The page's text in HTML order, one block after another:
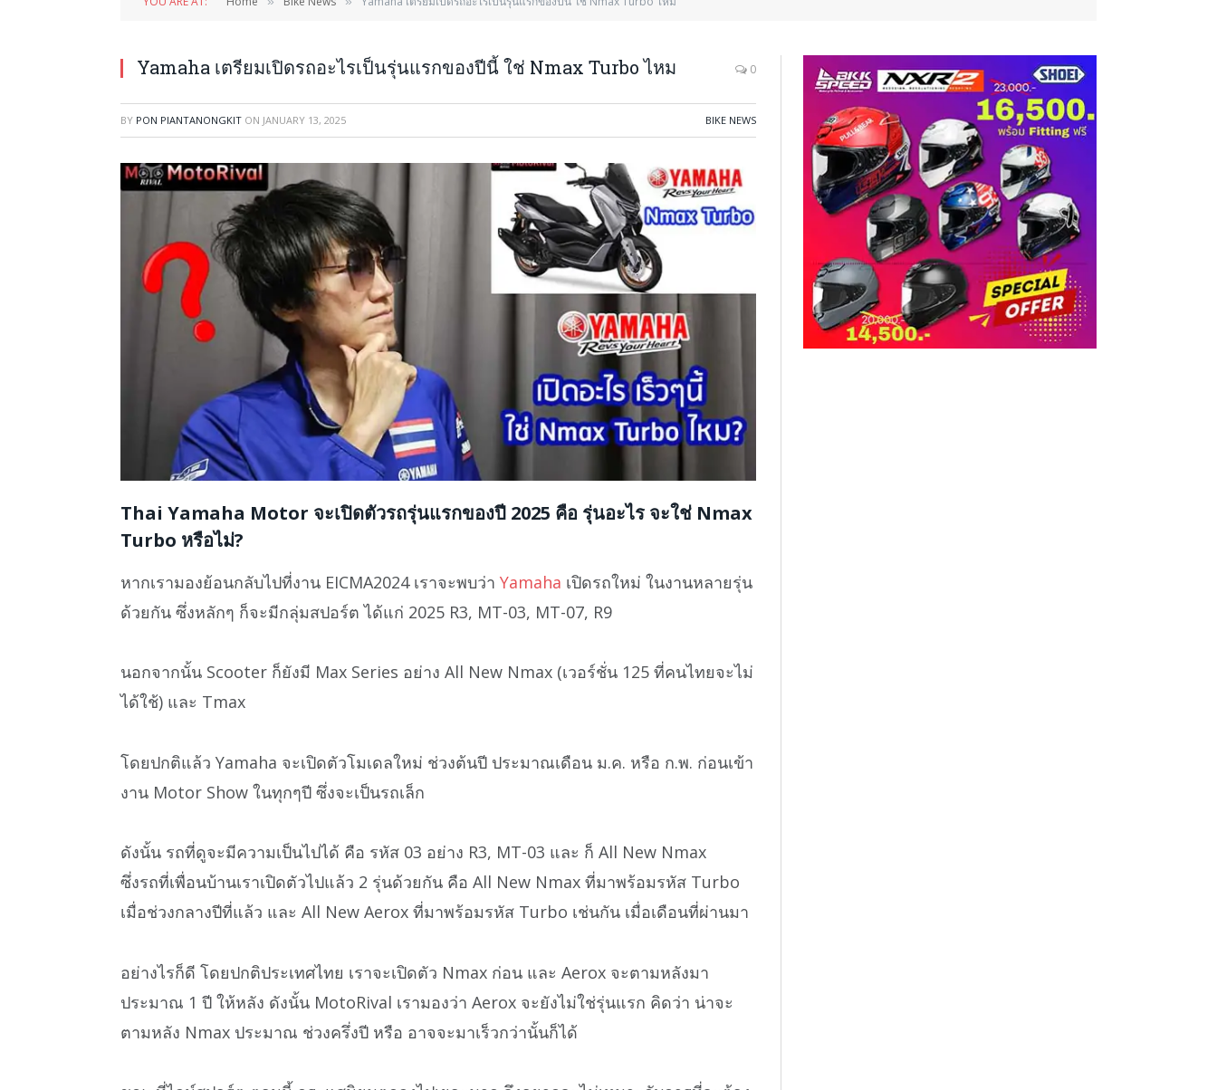
Yamaha เตรียมเปิดรถอะไรเป็นรุ่นแรกของปีนี้ ใช่ Nmax Turbo ไหม 0
BY PON PIANTANONGKIT ON JANUARY 13, 2025 BIKE NEWS
Thai Yamaha Motor จะเปิดตัวรถรุ่นแรกของปี 2025 คือ รุ่นอะไร จะใช่ Nmax
Turbo หรือไม่?
หากเรามองย้อนกลับไปที่งาน EICMA2024 เราจะพบว่า Yamaha เปิดรถใหม่ ในงานหลายรุ่น
ด้วยกัน ซึ่งหลักๆ ก็จะมีกลุ่มสปอร์ต ได้แก่ 2025 R3, MT-03, MT-07, R9
นอกจากนั้น Scooter ก็ยังมี Max Series อย่าง All New Nmax (เวอร์ชั่น 125 ที่คนไทยจะไม่
ได้ใช้) และ Tmax
โดยปกติแล้ว Yamaha จะเปิดตัวโมเดลใหม่ ช่วงต้นปี ประมาณเดือน ม.ค. หรือ ก.พ. ก่อนเข้า
งาน Motor Show ในทุกๆปี ซึ่งจะเป็นรถเล็ก
ดังนั้น รถที่ดูจะมีความเป็นไปได้ คือ รหัส 03 อย่าง R3, MT-03 และ ก็ All New Nmax
ซึ่งรถที่เพื่อนบ้านเราเปิดตัวไปแล้ว 2 รุ่นด้วยกัน คือ All New Nmax ที่มาพร้อมรหัส Turbo
เมื่อช่วงกลางปีที่แล้ว และ All New Aerox ที่มาพร้อมรหัส Turbo เช่นกัน เมื่อเดือนที่ผ่านมา
อย่างไรก็ดี โดยปกติประเทศไทย เราจะเปิดตัว Nmax ก่อน และ Aerox จะตามหลังมา
ประมาณ 1 ปี ให้หลัง ดังนั้น MotoRival เรามองว่า Aerox จะยังไม่ใช่รุ่นแรก คิดว่า น่าจะ
ตามหลัง Nmax ประมาณ ช่วงครึ่งปี หรือ อาจจะมาเร็วกว่านั้นก็ได้